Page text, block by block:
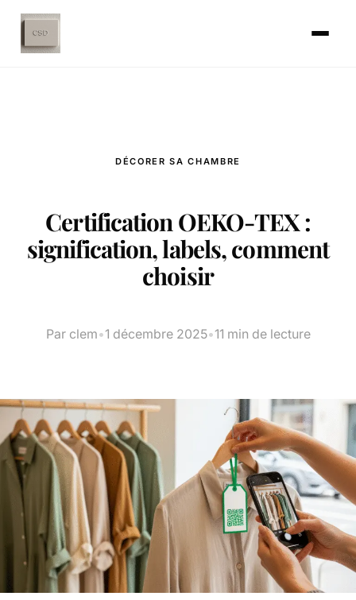
DÉCORER SA CHAMBRE
Certification OEKO-TEX :
signification, labels, comment
choisir
Par clem•1 décembre 2025•11 min de lecture